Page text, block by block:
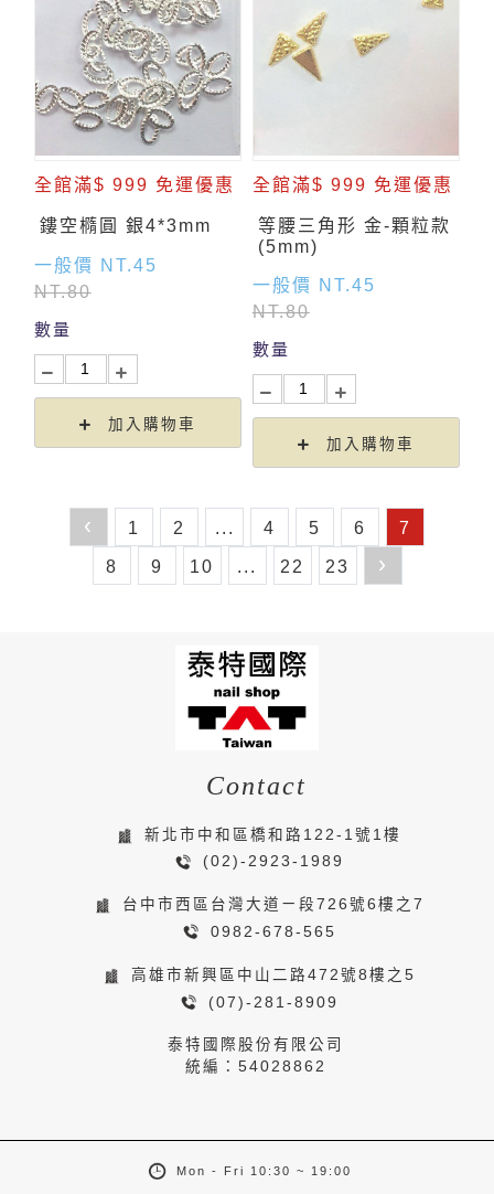
全館滿$ 999 免運優惠
鏤空橢圓 銀4*3mm
一般價 NT.45
NT.80
數量
加入購物車
全館滿$ 999 免運優惠
等腰三角形 金-顆粒款
(5mm)
一般價 NT.45
NT.80
數量
加入購物車
‹ 1 2 ... 4 5 6 7
8 9 10 ... 22 23 ›
Contact
新北市中和區橋和路122-1號1樓
(02)-2923-1989
台中市西區台灣大道ㄧ段726號6樓之7
0982-678-565
高雄市新興區中山二路472號8樓之5
(07)-281-8909
泰特國際股份有限公司
統編：54028862
Mon - Fri 10:30 ~ 19:00